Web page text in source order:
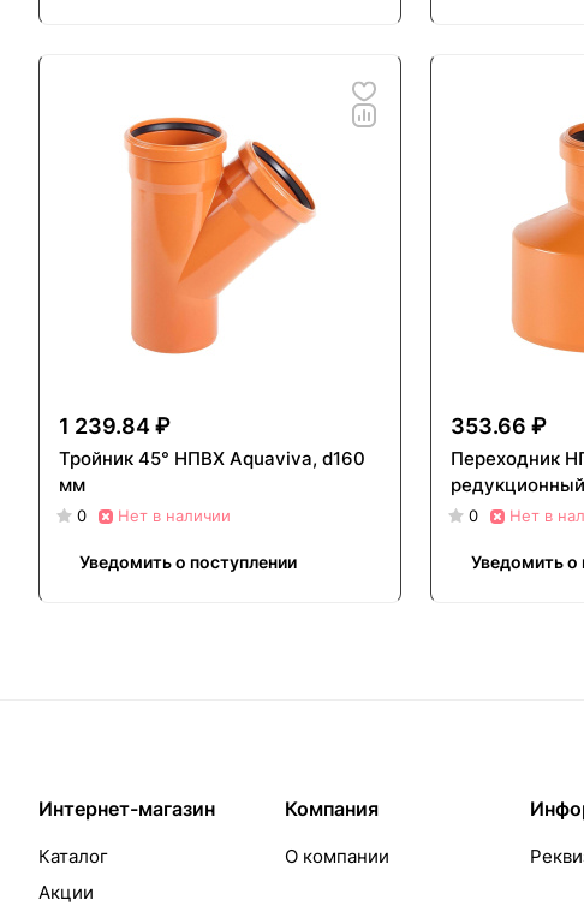
1 239.84 ₽
Тройник 45° НПВХ Aquaviva, d160
мм
0 Нет в наличии
Уведомить о поступлении
353.66 ₽
Переходник
0 Нет в
Уведомить о
Интернет-магазин
Каталог
Акции
Компания
О компании